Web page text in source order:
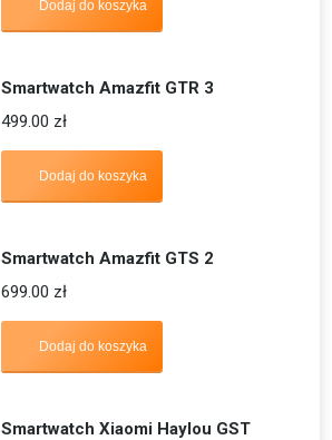
Dodaj do koszyka
Smartwatch Amazfit GTR 3
499.00 zł
Dodaj do koszyka
Smartwatch Amazfit GTS 2
699.00 zł
Dodaj do koszyka
Smartwatch Xiaomi Haylou GST